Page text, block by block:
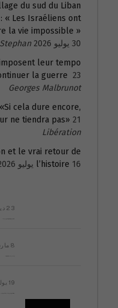
du sud du Liban
« Les Israéliens ont
la vie impossible »
30 يوليو 2026
leur tempo
la guerre 23 يوليو 2026
Georges Malbrunot
cela dure encore,
ne tiendra pas» 21 يوليو 2026
Libération
et le vrai retour de
l’histoire 16 يوليو 2026
23 ديسمبر 2011
8 مارس 2008
19 يوليو 2023